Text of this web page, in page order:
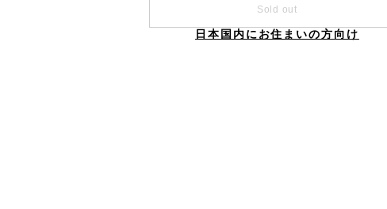
Sold out
日本国内にお住まいの方向け